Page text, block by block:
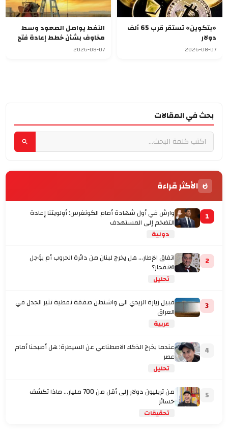
«بتكوين» تستقر قرب 65 ألف
دولار
2026-08-07
النفط يواصل الصعود وسط
مخاوف بشأن خطط إعادة فتح
مضيق هرمز
2026-08-07
بحث في المقالات
الأكثر قراءة
1 وارش في أول شهادة أمام الكونغرس: أولويتنا إعادة
التضخم إلى المستهدف
دولية
2 اتفاق الإطار... هل يخرج لبنان من دائرة الحروب أم يؤجل
الانفجار؟
تحليل
3 قبيل زيارة الزيدي الى واشنطن صفقة نفطية تثير الجدل في
العراق
عربية
4 عندما يخرج الذكاء الاصطناعي عن السيطرة: هل أصبحنا أمام
عصر
تحليل
5 من تريليون دولار إلى أقل من 700 مليار… ماذا تكشف
خسائر
تحقيقات